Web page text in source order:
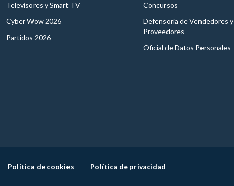
Televisores y Smart TV
Cyber Wow 2026
Partidos 2026
Concursos
Defensoría de Vendedores y
Proveedores
Oficial de Datos Personales
Política de cookies Política de privacidad